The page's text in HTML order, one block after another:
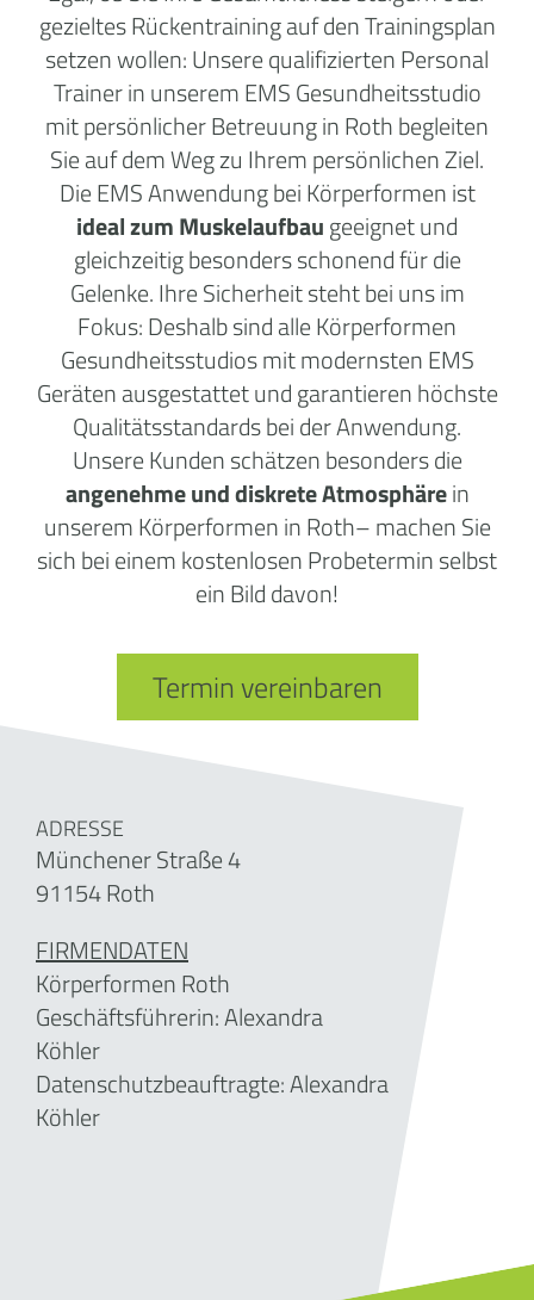
gezieltes Rückentraining auf den Trainingsplan
setzen wollen: Unsere qualifizierten Personal
Trainer in unserem EMS Gesundheitsstudio
mit persönlicher Betreuung in Roth begleiten
Sie auf dem Weg zu Ihrem persönlichen Ziel.
Die EMS Anwendung bei Körperformen ist
ideal zum Muskelaufbaugeeignet und
gleichzeitig besonders schonend für die
Gelenke. Ihre Sicherheit steht bei uns im
Fokus: Deshalb sind alle Körperformen
Gesundheitsstudios mit modernsten EMS
Geräten ausgestattet und garantieren höchste
Qualitätsstandards bei der Anwendung.
Unsere Kunden schätzen besonders die
angenehme und diskrete Atmosphärein
unserem Körperformen in Roth– machen Sie
sich bei einem kostenlosen Probetermin selbst
ein Bild davon!
Termin vereinbaren
ADRESSE
Münchener Straße 4
91154 Roth
FIRMENDATEN
Körperformen Roth
Geschäftsführerin:Alexandra
Köhler
Datenschutzbeauftragte: Alexandra
Köhler